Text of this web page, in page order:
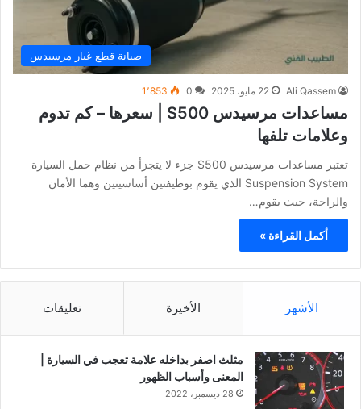
صيانة قطع غيار مرسيدس
Ali Qassem 22 مايو، 2025 0 1٬853
مساعدات مرسيدس S500 | سعرها – كم تدوم
وعلامات تلفها
تعتبر مساعدات مرسيدس S500 جزء لا يتجزأ من نظام حمل السيارة
Suspension System الذي يقوم بوظيفتين أساسيتين وهما الأمان
والراحة، حيث يقوم…
أكمل القراءة »
الأشهر الأخيرة تعليقات
مثلث اصفر بداخله علامة تعجب في السيارة |
المعنى وأسباب الظهور
28 ديسمبر، 2022